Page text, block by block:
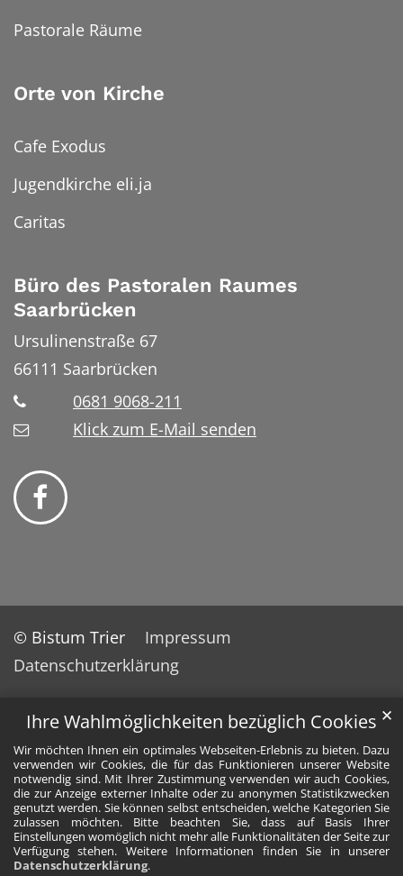
Ihre Wahlmöglichkeiten bezüglich Cookies
Wir möchten Ihnen ein optimales Webseiten-Erlebnis zu bieten. Dazu
verwenden wir Cookies, die für das Funktionieren unserer Website
notwendig sind. Mit Ihrer Zustimmung verwenden wir auch Cookies,
die zur Anzeige externer Inhalte oder zu anonymen Statistikzwecken
genutzt werden. Sie können selbst entscheiden, welche Kategorien Sie
zulassen möchten. Bitte beachten Sie, dass auf Basis Ihrer
Einstellungen womöglich nicht mehr alle Funktionalitäten der Seite zur
Verfügung stehen. Weitere Informationen finden Sie in unserer
Datenschutzerklärung.
✕
Pastorale Räume
Orte von Kirche
Cafe Exodus
Jugendkirche eli.ja
Caritas
Büro des Pastoralen Raumes
Saarbrücken
Ursulinenstraße 67
66111 Saarbrücken
0681 9068-211
Klick zum E-Mail senden
© Bistum Trier
Impressum
Datenschutzerklärung